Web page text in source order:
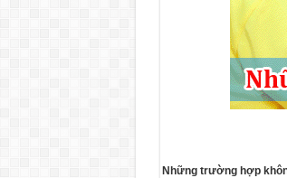
Những trường hợp